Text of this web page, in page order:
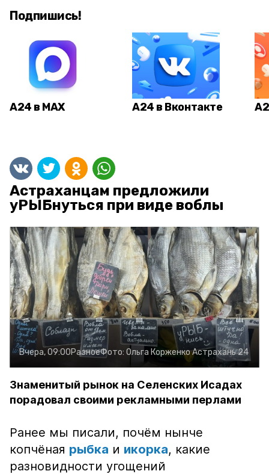
Подпишись!
А24 в MAX А24 в Вконтакте
Астраханцам предложили
уРЫБнуться при виде воблы
Вчера, 09:00РазноеФото: Ольга КорженкоАстрахань 24
Знаменитый рынок на Селенских Исадах
порадовал своими рекламными перлами
Ранее мы писали, почём нынче
копчёная рыбка и икорка, какие
разновидности угощений